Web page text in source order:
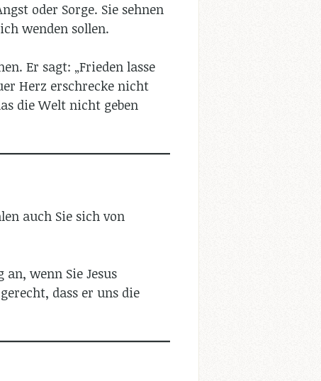
oder Sorge. Sie sehnen
wenden sollen.
Er sagt: „Frieden lasse
Herz erschrecke nicht
die Welt nicht geben
auch Sie sich von
wenn Sie Jesus
dass er uns die